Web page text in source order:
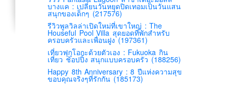
บางแค : เปลี่ยนวันหยุดปิดเทอมเป็นวันแสน
สนุกของเด็กๆ (217576)
รีวิวพูลวิลล่าเปิดใหม่ที่เขาใหญ่ : The
Houseful Pool Villa สุดยอดที่พักสำหรับ
ครอบครัวและเพื่อนฝูง (197361)
เที่ยวฟุกุโอกะด้วยตัวเอง : Fukuoka กิน
เที่ยว ช้อปปิ้ง สนุกแบบครอบครัว (188256)
Happy 8th Anniversary : 8 ปีแห่งความสุข
ขอบคุณจริงๆที่รักกัน (185173)